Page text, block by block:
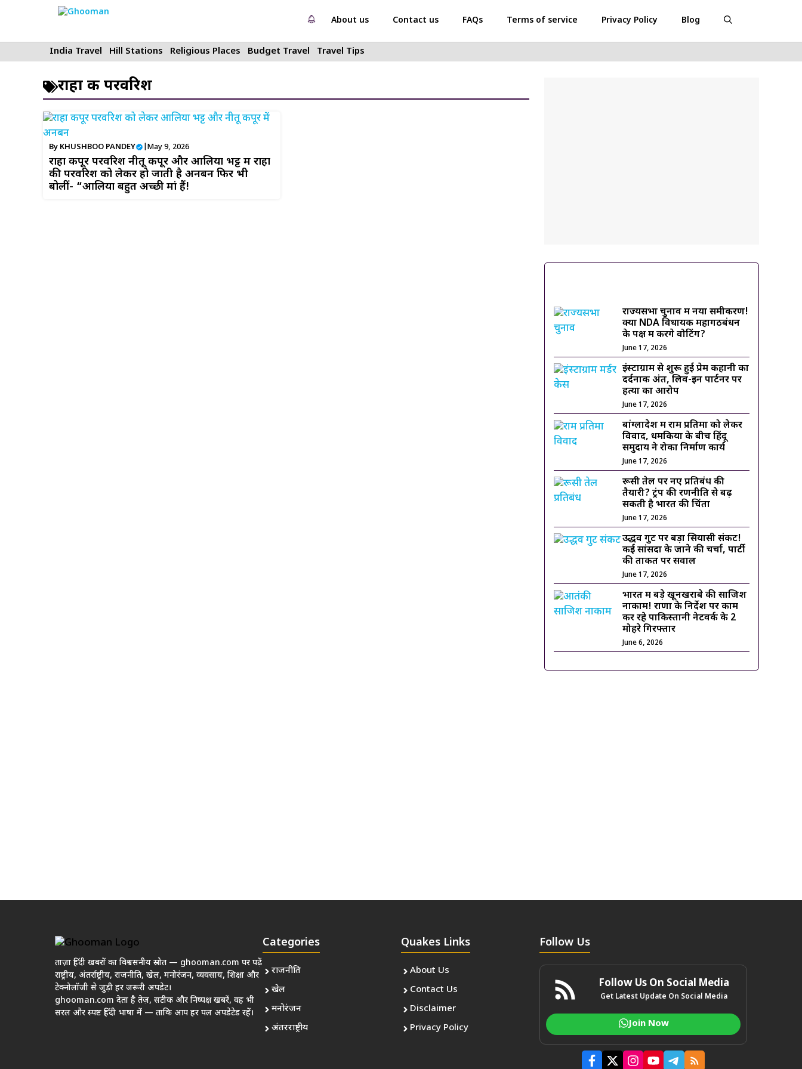
About us Contact us FAQs Terms of service Privacy Policy Blog
India Travel Hill Stations Religious Places Budget Travel Travel Tips
राहा की परवरिश
By KHUSHBOO PANDEY May 9, 2026
राहा कपूर परवरिश नीतू कपूर और आलिया भट्ट में राहा
की परवरिश को लेकर हो जाती है अनबन फिर भी
बोलीं- “आलिया बहुत अच्छी मां हैं!
राज्यसभा चुनाव में नया समीकरण!
क्या NDA विधायक महागठबंधन
के पक्ष में करेंगे वोटिंग?
June 17, 2026
इंस्टाग्राम से शुरू हुई प्रेम कहानी का
दर्दनाक अंत, लिव-इन पार्टनर पर
हत्या का आरोप
June 17, 2026
बांग्लादेश में राम प्रतिमा को लेकर
विवाद, धमकियों के बीच हिंदू
समुदाय ने रोका निर्माण कार्य
June 17, 2026
रूसी तेल पर नए प्रतिबंध की
तैयारी? ट्रंप की रणनीति से बढ़
सकती है भारत की चिंता
June 17, 2026
उद्धव गुट पर बड़ा सियासी संकट!
कई सांसदों के जाने की चर्चा, पार्टी
की ताकत पर सवाल
June 17, 2026
भारत में बड़े खूनखराबे की साजिश
नाकाम! राणा के निर्देश पर काम
कर रहे पाकिस्तानी नेटवर्क के 2
मोहरे गिरफ्तार
June 6, 2026
ताज़ा हिंदी खबरों का विश्वसनीय स्रोत — ghooman.com पर पढ़ें
राष्ट्रीय, अंतर्राष्ट्रीय, राजनीति, खेल, मनोरंजन, व्यवसाय, शिक्षा और
टेक्नोलॉजी से जुड़ी हर जरूरी अपडेट।
ghooman.com देता है तेज़, सटीक और निष्पक्ष खबरें, वह भी
सरल और स्पष्ट हिंदी भाषा में — ताकि आप हर पल अपडेटेड रहें।
Categories
राजनीति
खेल
मनोरंजन
अंतरराष्ट्रीय
Quakes Links
About Us
Contact Us
Disclaimer
Privacy Policy
Follow Us
Follow Us On Social Media
Get Latest Update On Social Media
Join Now